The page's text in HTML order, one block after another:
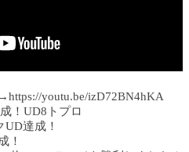
youtu.be/izD72BN4hKA
！UD8トプロ
達成！
！